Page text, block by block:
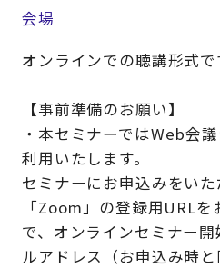
会場
オンラインでの聴講形式で
【事前準備のお願い】
・本セミナーではWeb会
利用いたします。
セミナーにお申込みをいた
「Zoom」の登録用URL
で、オンラインセミナー
ルアドレス（お申込み時と